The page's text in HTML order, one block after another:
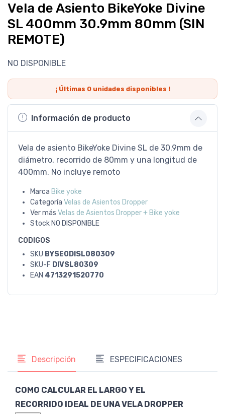
Vela de Asiento BikeYoke Divine
SL 400mm 30.9mm 80mm (SIN
REMOTE)
NO DISPONIBLE
¡ Últimas 0unidades disponibles !
Información de producto
Vela de asiento BikeYoke Divine SL de 30.9mm de
diámetro, recorrido de 80mm y una longitud de
400mm. No incluye remoto
Marca Bike yoke
Categoría Velas de Asientos Dropper
Ver más Velas de Asientos Dropper + Bike yoke
Stock NO DISPONIBLE
CODIGOS
SKU BYSE0DISL080309
SKU-F DIVSL80309
EAN 4713291520770
Descripción ESPECIFICACIONES
COMO CALCULAR EL LARGO Y EL
RECORRIDO IDEAL DE UNA VELA DROPPER